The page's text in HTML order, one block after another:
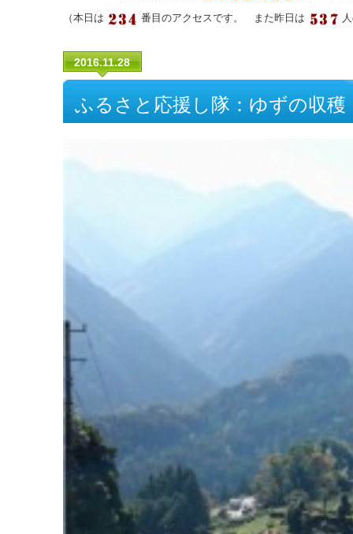
（本日は 番目のアクセスです。 また昨日は
2016.11.28
ふるさと応援し隊：ゆずの収穫